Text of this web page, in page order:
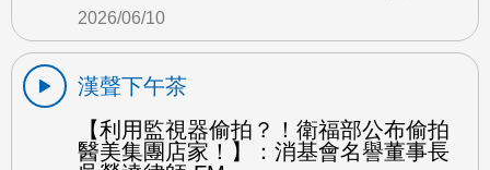
2026/06/10
漢聲下午茶
【利用監視器偷拍？！衛福部公布偷拍
醫美集團店家！】：消基會名譽董事長